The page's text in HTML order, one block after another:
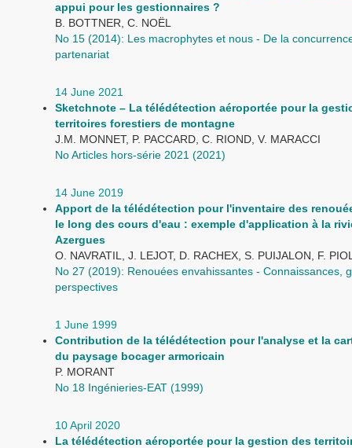
appui pour les gestionnaires ?
B. BOTTNER, C. NOËL
No 15 (2014): Les macrophytes et nous - De la
partenariat
14 June 2021
Sketchnote – La télédétection aéroportée pour la
territoires forestiers de montagne
J.M. MONNET, P. PACCARD, C. RIOND, V. MARACCI
No Articles hors-série 2021 (2021)
14 June 2019
Apport de la télédétection pour l'inventaire des
le long des cours d'eau : exemple d'application à la
Azergues
O. NAVRATIL, J. LEJOT, D. RACHEX, S. PUIJALON, F.
No 27 (2019): Renouées envahissantes - Connaissances,
perspectives
1 June 1999
Contribution de la télédétection pour l'analyse et la
du paysage bocager armoricain
P. MORANT
No 18 Ingénieries-EAT (1999)
10 April 2020
La télédétection aéroportée pour la gestion des